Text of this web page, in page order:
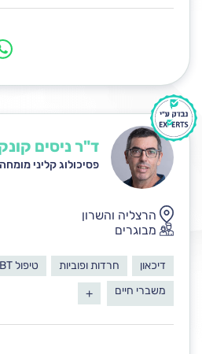
ד"ר ניסים
פסיכולוג קליני
הרצליה והשרון
מבוגרים
דיכאון חרדות ופוביות טיפול CBT
משברי חיים
+